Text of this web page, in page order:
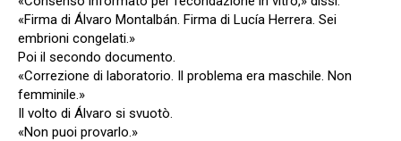
«Firma di Álvaro Montalbán. Firma di Lucía Herrera. Sei
embrioni congelati.»
Poi il secondo documento.
«Correzione di laboratorio. Il problema era maschile. Non
femminile.»
Il volto di Álvaro si svuotò.
«Non puoi provarlo.»